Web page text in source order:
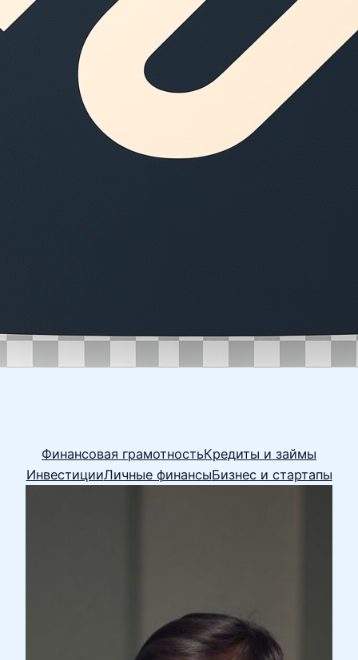
Финансовая грамотностьКредиты и займы
ИнвестицииЛичные финансыБизнес и стартапы